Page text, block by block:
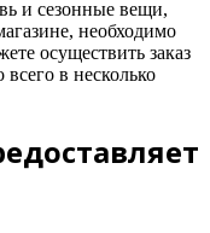
и сезонные вещи,
необходимо
осуществить заказ
в несколько